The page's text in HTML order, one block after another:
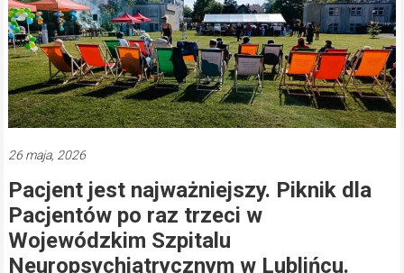
26 maja, 2026
Pacjent jest najważniejszy. Piknik dla
Pacjentów po raz trzeci w
Wojewódzkim Szpitalu
Neuropsychiatrycznym w Lublińcu.